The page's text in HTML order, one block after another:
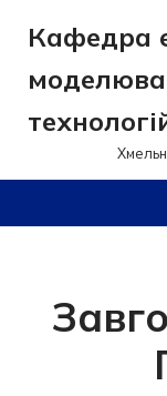
Перейти
до
вмісту
Кафедра